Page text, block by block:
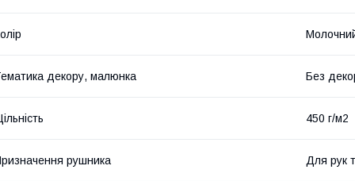
декору, малюнка Без
450 г/м2
рушника Для рук